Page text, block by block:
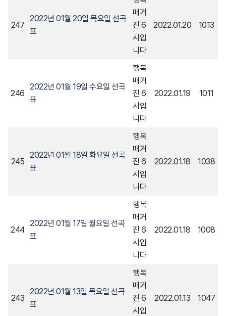
247
2022년 01월 20일 목요일 선곡
표
매거
진 6
시입
니다
2022.01.20 1013
246
2022년 01월 19일 수요일 선곡
표
행복
매거
진 6
시입
니다
2022.01.19 1011
245
2022년 01월 18일 화요일 선곡
표
행복
매거
진 6
시입
니다
2022.01.18 1038
244
2022년 01월 17일 월요일 선곡
표
행복
매거
진 6
시입
니다
2022.01.18 1008
243
2022년 01월 13일 목요일 선곡
표
행복
매거
진 6
시입
2022.01.13 1047